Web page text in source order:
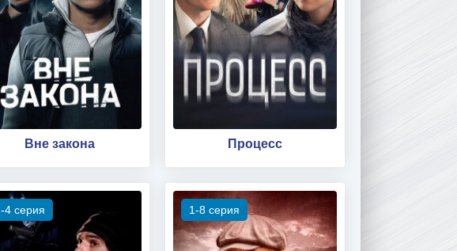
Вне закона Процесс
4 серия 1-8 серия